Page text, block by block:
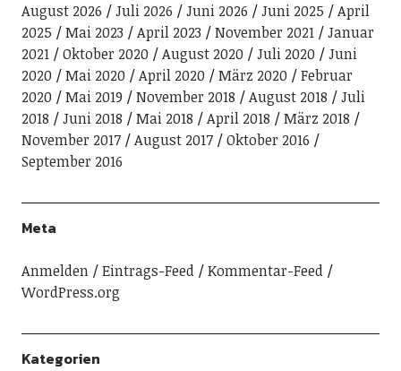
August 2026 Juli 2026 Juni 2026 Juni 2025
April
2025
Mai 2023 April 2023 November 2021
Januar
2021
Oktober 2020 August 2020 Juli 2020
Juni
2020
Mai 2020 April 2020 März 2020
Februar
2020
Mai 2019 November 2018 August 2018
Juli
2018
Juni 2018 Mai 2018 April 2018
März 2018
November 2017
August 2017
Oktober 2016
September 2016
Meta
Anmelden Eintrags-Feed
Kommentar-Feed
WordPress.org
Kategorien